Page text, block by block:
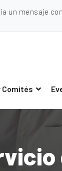
un mensaje con
Comités